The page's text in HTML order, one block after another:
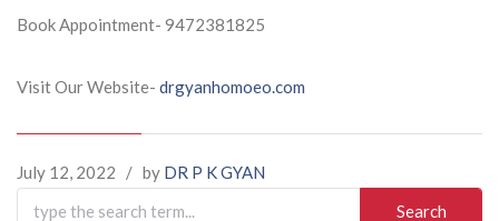
Book Appointment- 9472381825
Visit Our Website- drgyanhomoeo.com
July 12, 2022 / by DR P K GYAN
Search